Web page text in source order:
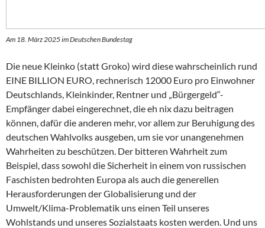
Am 18. März 2025 im Deutschen Bundestag
Die neue Kleinko (statt Groko) wird diese wahrscheinlich rund
EINE BILLION EURO, rechnerisch 12000 Euro pro Einwohner
Deutschlands, Kleinkinder, Rentner und „Bürgergeld“-
Empfänger dabei eingerechnet, die eh nix dazu beitragen
können, dafür die anderen mehr, vor allem zur Beruhigung des
deutschen Wahlvolks ausgeben, um sie vor unangenehmen
Wahrheiten zu beschützen. Der bitteren Wahrheit zum
Beispiel, dass sowohl die Sicherheit in einem von russischen
Faschisten bedrohten Europa als auch die generellen
Herausforderungen der Globalisierung und der
Umwelt/Klima-Problematik uns einen Teil unseres
Wohlstands und unseres Sozialstaats kosten werden. Und uns